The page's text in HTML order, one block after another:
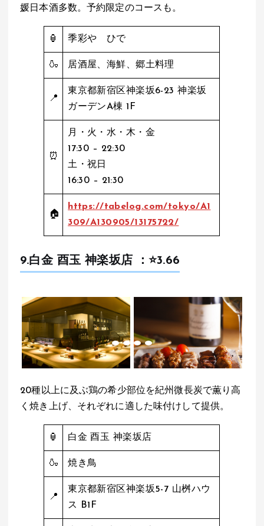
媛日本酒多数。予約限定のコースも。
🏮 季彩や ひで
🍶 居酒屋、海鮮、郷土料理
📍
東京都新宿区神楽坂6-23 神楽坂
ガーデンA棟 1F
⏰
月・火・水・木・金
17:30 – 22:30
土・祝日
16:30 – 21:30
🏠
https://tabelog.com/tokyo/A1
309/A130905/13175722/
9.白金 酉玉 神楽坂店 ：⭐️3.66
20種以上に及ぶ鶏の希少部位を紀州微長炭で薫り高
く焼き上げ、それぞれに適した味付けして提供。
🏮 白金 酉玉 神楽坂店
🍶 焼き鳥
📍
東京都新宿区神楽坂5-7 山桝ハウ
ス B1F